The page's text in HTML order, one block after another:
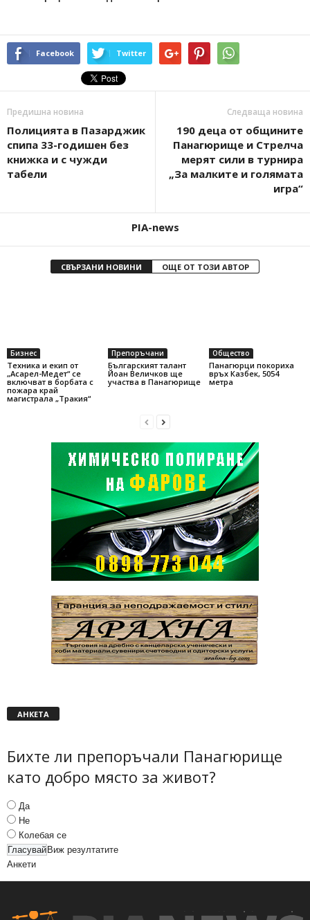
Facebook Twitter
Предишна новина
Полицията в Пазарджик
спипа 33-годишен без
книжка и с чужди
табели
Следваща новина
190 деца от общините
Панагюрище и Стрелча
мерят сили в турнира
„За малките и голямата
игра“
PIA-news
СВЪРЗАНИ НОВИНИ ОЩЕ ОТ ТОЗИ АВТОР
Бизнес
Техника и екип от
„Асарел-Медет“ се
включват в борбата с
пожара край
магистрала „Тракия“
Препоръчани
Българският талант
Йоан Величков ще
участва в Панагюрище
Общество
Панагюрци покориха
връх Казбек, 5054
метра
АНКЕТА
Бихте ли препоръчали Панагюрище
като добро място за живот?
Да
Не
Колебая се
Виж резултатите
Анкети